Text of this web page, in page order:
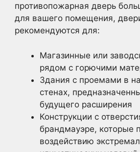
противопожарная дверь
для вашего помещения,
рекомендуются для:
Магазинные или
рядом с горючими
Здания с проемами в
стенах,
будущего расширения
Конструкции с
брандмауэре, которые
воздействию